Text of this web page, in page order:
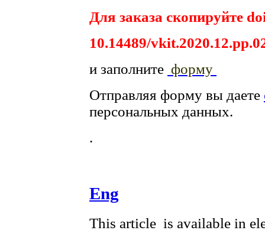
Для заказа скопируйте
10.14489/
и заполните форму
Отправляя форму вы даете
персональных данных.
.
Eng
This article is available in